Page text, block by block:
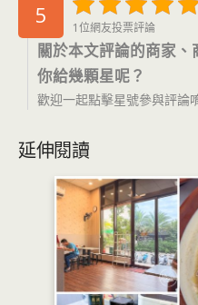
5 1位網友投票評論
關於本文評論的商家、
你給幾顆星呢？
歡迎一起點擊星號參與評論
延伸閱讀